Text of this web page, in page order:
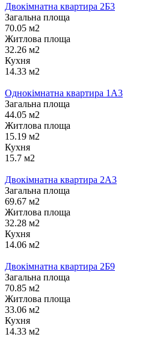
Двокімнатна квартира 2Б3
Загальна площа
70.05 м2
Житлова площа
32.26 м2
Кухня
14.33 м2
Однокімнатна квартира 1А3
Загальна площа
44.05 м2
Житлова площа
15.19 м2
Кухня
15.7 м2
Двокімнатна квартира 2А3
Загальна площа
69.67 м2
Житлова площа
32.28 м2
Кухня
14.06 м2
Двокімнатна квартира 2Б9
Загальна площа
70.85 м2
Житлова площа
33.06 м2
Кухня
14.33 м2